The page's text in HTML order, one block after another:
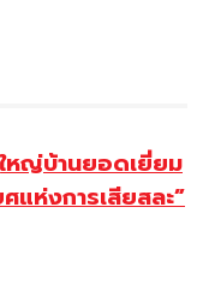
หญ่บ้านยอดเยี่ยม
แห่งการเสียสละ”